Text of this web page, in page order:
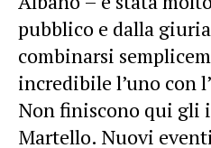
pubblico e dalla
combinarsi
incredibile l’uno con
Non finiscono qui gli
Martello. Nuovi